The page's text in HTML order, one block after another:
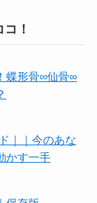
！
蝶形骨∞仙骨∞
｜｜今のあな
かす一手